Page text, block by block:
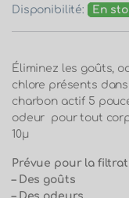
Disponibilité:
En
Éliminez les goûts,
chlore présents
charbon actif 5
odeur pour tout
10μ
Prévue pour la
– Des goûts